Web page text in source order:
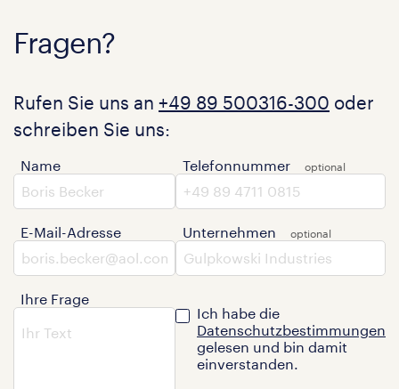
Fragen?
Rufen Sie uns an +49 89 500316-300 oder
schreiben Sie uns:
Name
E-Mail-Adresse
Ihre Frage
Telefonnummer
Unternehmen
Ich habe die
Datenschutzbestimmungen
gelesen und bin damit
einverstanden.